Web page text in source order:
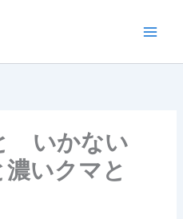
いかない
いクマと